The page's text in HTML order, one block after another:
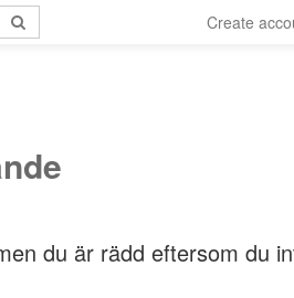
Create
du är rädd eftersom du